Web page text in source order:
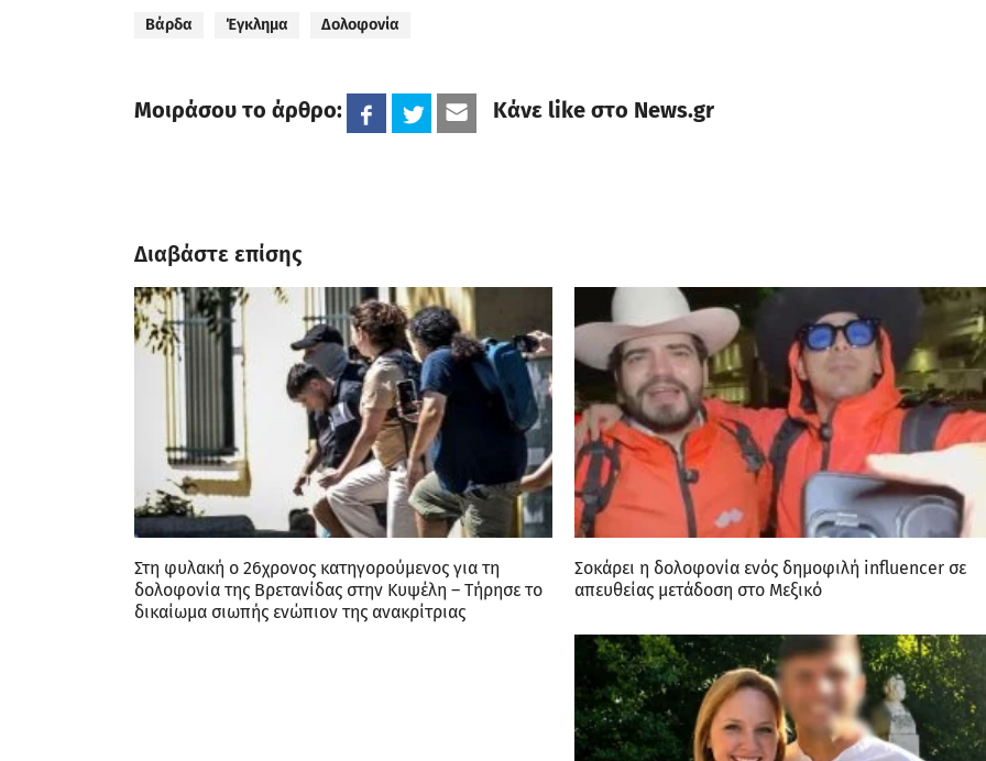
Βάρδα Έγκλημα Δολοφονία
Μοιράσου το άρθρο: Κάνε like στο News.gr
Διαβάστε επίσης
Στη φυλακή ο 26χρονος κατηγορούμενος για τη
δολοφονία της Βρετανίδας στην Κυψέλη – Τήρησε το
δικαίωμα σιωπής ενώπιον της ανακρίτριας
Σοκάρει η δολοφονία ενός δημοφιλή influencer σε
απευθείας μετάδοση στο Μεξικό